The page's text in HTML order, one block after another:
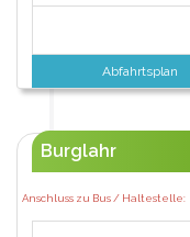
Abfahrtsplan
Burglahr
Anschluss zu Bus / Haltestelle: